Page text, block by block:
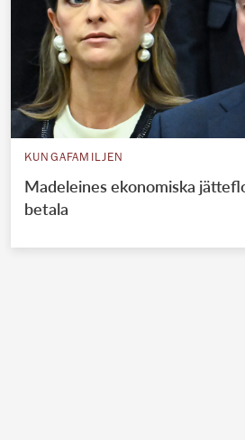
KUNGAFAMILJEN
Madeleines ekonomiska
betala